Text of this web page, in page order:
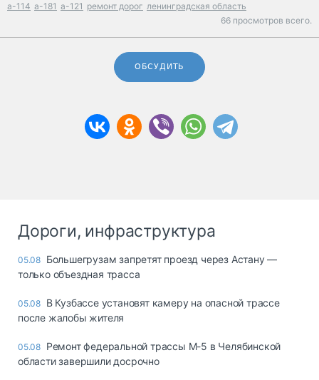
а-114 а-181 а-121 ремонт дорог ленинградская область
66 просмотров всего.
ОБСУДИТЬ
Дороги, инфраструктура
05.08 Большегрузам запретят проезд через Астану —
только объездная трасса
05.08 В Кузбассе установят камеру на опасной трассе
после жалобы жителя
05.08 Ремонт федеральной трассы М-5 в Челябинской
области завершили досрочно